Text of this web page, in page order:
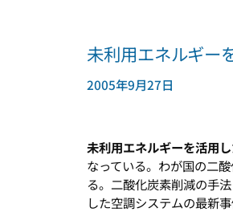
未利用エネルギー
2005年9月27日
未利用エネルギーを活用
なっている。わが国の二
る。二酸化炭素削減の手
した空調システムの最新